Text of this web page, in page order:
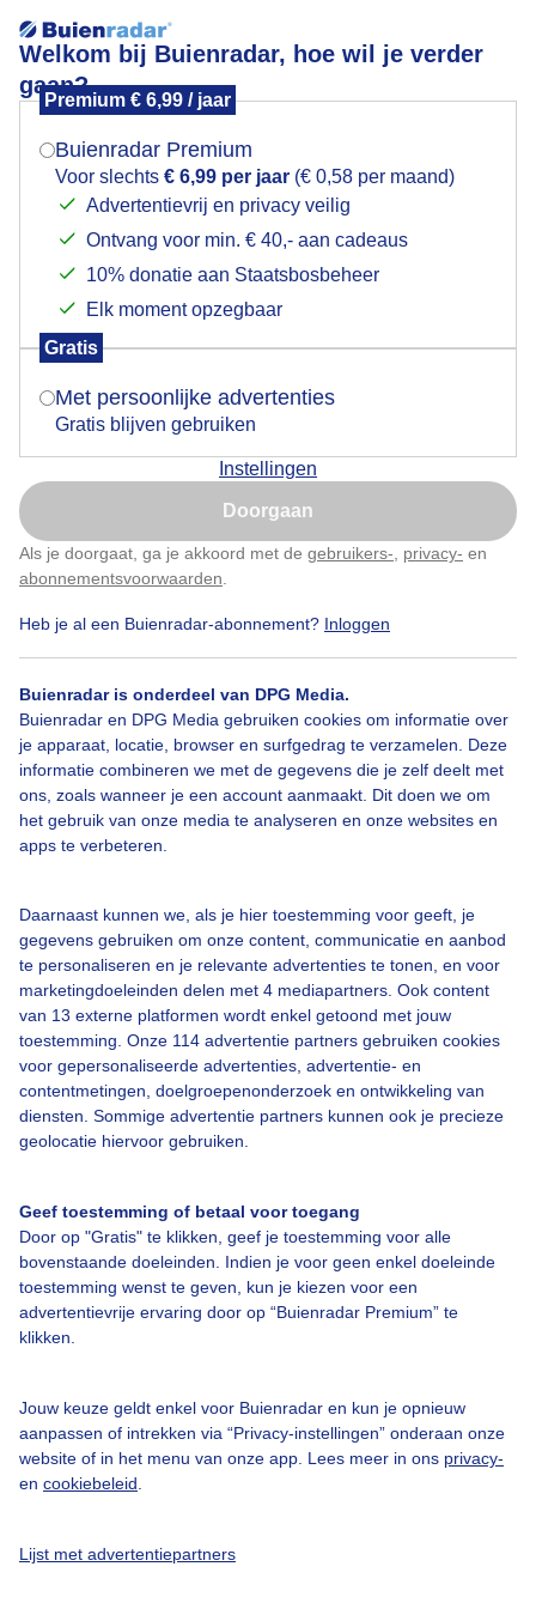
Welkom bij Buienradar, hoe wil je verder
gaan?
Premium € 6,99 / jaar
Buienradar Premium
Voor slechts € 6,99 per jaar (€ 0,58 per maand)
Advertentievrij en privacy veilig
Ontvang voor min. € 40,- aan cadeaus
10% donatie aan Staatsbosbeheer
Elk moment opzegbaar
Gratis
Met persoonlijke advertenties
Gratis blijven gebruiken
Instellingen
Doorgaan
Als je doorgaat, ga je akkoord met de gebruikers- privacy- en
abonnementsvoorwaarden
Heb je al een Buienradar-abonnement? Inloggen
Buienradar is onderdeel van DPG Media.
Buienradar en DPG Media gebruiken cookies om informatie over
je apparaat, locatie, browser en surfgedrag te verzamelen. Deze
informatie combineren we met de gegevens die je zelf deelt met
ons, zoals wanneer je een account aanmaakt. Dit doen we om
het gebruik van onze media te analyseren en onze websites en
apps te verbeteren.
Daarnaast kunnen we, als je hier toestemming voor geeft, je
gegevens gebruiken om onze content, communicatie en aanbod
te personaliseren en je relevante advertenties te tonen, en voor
marketingdoeleinden delen met 4 mediapartners. Ook content
van 13 externe platformen wordt enkel getoond met jouw
toestemming. Onze 114 advertentie partners gebruiken cookies
voor gepersonaliseerde advertenties, advertentie- en
contentmetingen, doelgroepenonderzoek en ontwikkeling van
diensten. Sommige advertentie partners kunnen ook je precieze
geolocatie hiervoor gebruiken.
Geef toestemming of betaal voor toegang
Door op "Gratis" te klikken, geef je toestemming voor alle
bovenstaande doeleinden. Indien je voor geen enkel doeleinde
toestemming wenst te geven, kun je kiezen voor een
advertentievrije ervaring door op “Buienradar Premium” te
klikken.
Jouw keuze geldt enkel voor Buienradar en kun je opnieuw
aanpassen of intrekken via “Privacy-instellingen” onderaan onze
website of in het menu van onze app. Lees meer in ons privacy-
en cookiebeleid
Lijst met advertentiepartners
Simmer yn Fryslân
Door: Albert Thibaudier Gemaakt: 13-08-2025, 101x bekeken
Bootjesweer Zomer Zon
Bekijk slideshow
Over Buienradar
Bedrijfsgegevens
Contact
Toegankelijkheid
Gebruikersvoorwaarden
Adverteren
Privacy beleid
Cookie beleid
Mogen we je locatie gebruiken voor het
Indien je hier nog geen akkoord op hebt gegeven,
verschijnt er zo een pop-up uit je browser waarin
Is goed, toon de popup
Nu niet, misschien later
Klik hierom dit aan te passen